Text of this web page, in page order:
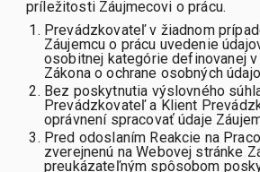
príležitosti Záujmecovi o prácu.
Prevádzkovateľ v žiadnom
Záujemcu o prácu uvedenie
osobitnej kategórie definovanej
Zákona o ochrane osobných
Bez poskytnutia výslovného
Prevádzkovateľ a Klient
oprávnení spracovať údaje
Pred odoslaním Reakcie na
zverejnenú na Webovej stránke
preukázateľným spôsobom